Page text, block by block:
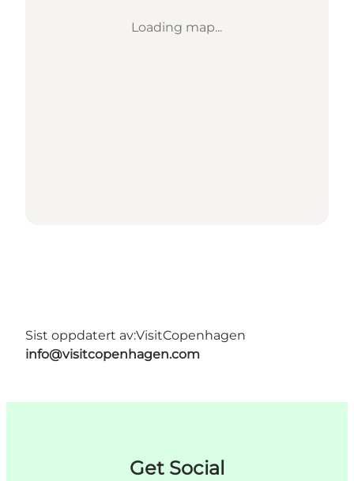
Loading map...
Sist oppdatert av:VisitCopenhagen
info@visitcopenhagen.com
Get Social